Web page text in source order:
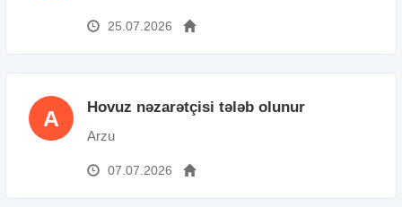
25.07.2026
A Hovuz nəzarətçisi tələb olunur
Arzu
07.07.2026